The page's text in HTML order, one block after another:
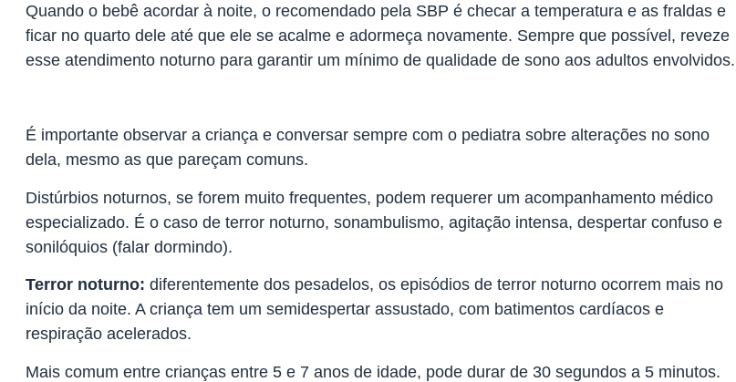
Quando o bebê acordar à noite, o recomendado pela SBP é checar a temperatura e as fraldas e
ficar no quarto dele até que ele se acalme e adormeça novamente. Sempre que possível, reveze
esse atendimento noturno para garantir um mínimo de qualidade de sono aos adultos envolvidos.
É importante observar a criança e conversar sempre com o pediatra sobre alterações no sono
dela, mesmo as que pareçam comuns.
Distúrbios noturnos, se forem muito frequentes, podem requerer um acompanhamento médico
especializado. É o caso de terror noturno, sonambulismo, agitação intensa, despertar confuso e
sonilóquios (falar dormindo).
Terror noturno: diferentemente dos pesadelos, os episódios de terror noturno ocorrem mais no
início da noite. A criança tem um semidespertar assustado, com batimentos cardíacos e
respiração acelerados.
Mais comum entre crianças entre 5 e 7 anos de idade, pode durar de 30 segundos a 5 minutos.